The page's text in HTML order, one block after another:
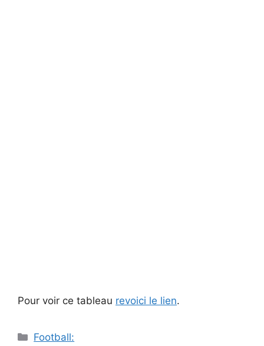
Pour voir ce tableau revoici le lien.
Catégories
Football: